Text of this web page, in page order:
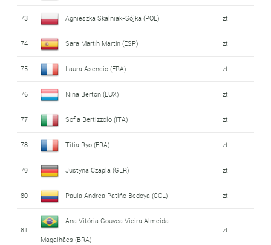
73 Agnieszka Skalniak-Sójka (POL) zt
74 Sara Martín Martín (ESP) zt
75 Laura Asencio (FRA) zt
76 Nina Berton (LUX) zt
77 Sofia Bertizzolo (ITA) zt
78 Titia Ryo (FRA) zt
79 Justyna Czapla (GER) zt
80 Paula Andrea Patiño Bedoya (COL) zt
81
Ana Vitória Gouvea Vieira Almeida
Magalhães (BRA)
zt